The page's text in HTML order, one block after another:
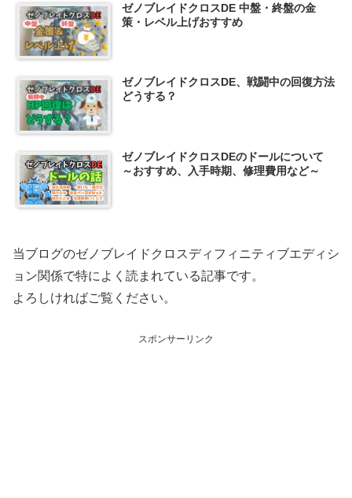
ゼノブレイドクロスDE 中盤・終盤の金
策・レベル上げおすすめ
ゼノブレイドクロスDE、戦闘中の回復方法
どうする？
ゼノブレイドクロスDEのドールについて
～おすすめ、入手時期、修理費用など～
当ブログのゼノブレイドクロスディフィニティブエディシ
ョン関係で特によく読まれている記事です。
よろしければご覧ください。
スポンサーリンク